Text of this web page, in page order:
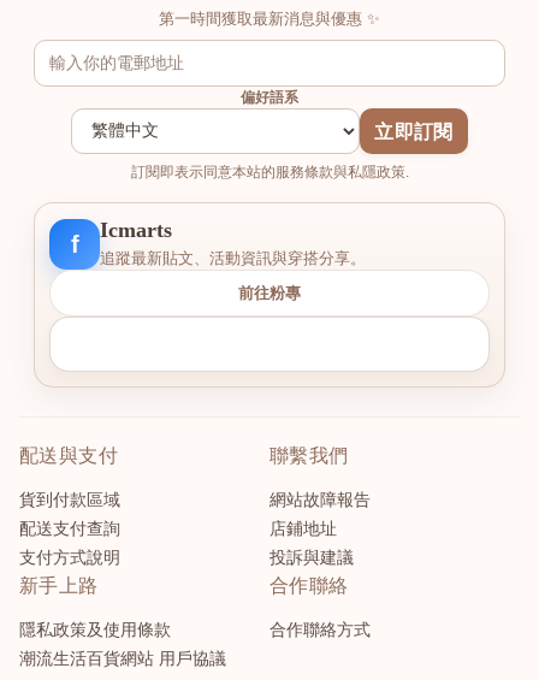
第一時間獲取最新消息與優惠 ✨
偏好語系
立即訂閱
訂閱即表示同意本站的服務條款與私隱政策.
f
Icmarts
追蹤最新貼文、活動資訊與穿搭分享。
前往粉專
配送與支付
貨到付款區域
配送支付查詢
支付方式說明
聯繫我們
網站故障報告
店鋪地址
投訴與建議
新手上路
隱私政策及使用條款
潮流生活百貨網站 用戶協議
合作聯絡
合作聯絡方式